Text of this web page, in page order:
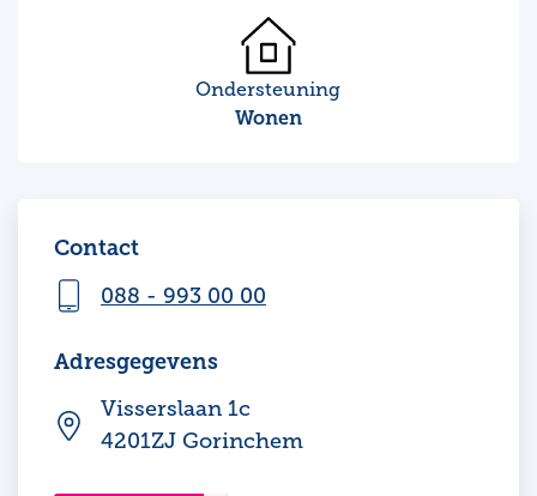
Ondersteuning
Wonen
Contact
088 - 993 00 00
Adresgegevens
Visserslaan 1c
4201ZJ Gorinchem